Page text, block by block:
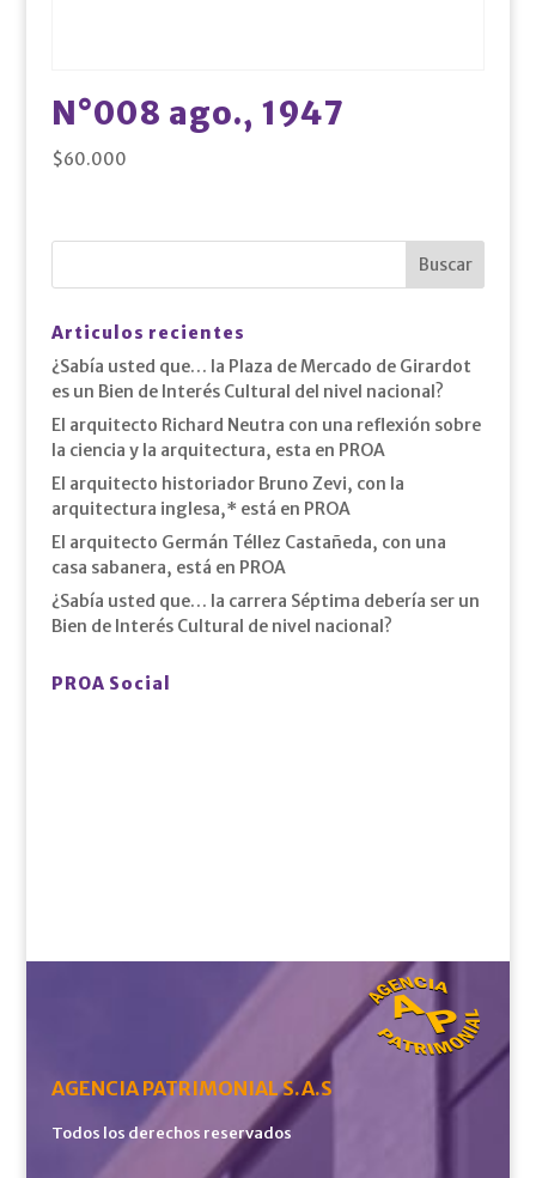
N°008 ago., 1947
$60.000
Articulos recientes
¿Sabía usted que… la Plaza de Mercado de Girardot
es un Bien de Interés Cultural del nivel nacional?
El arquitecto Richard Neutra con una reflexión sobre
la ciencia y la arquitectura, esta en PROA
El arquitecto historiador Bruno Zevi, con la
arquitectura inglesa,* está en PROA
El arquitecto Germán Téllez Castañeda, con una
casa sabanera, está en PROA
¿Sabía usted que… la carrera Séptima debería ser un
Bien de Interés Cultural de nivel nacional?
PROA Social
AGENCIA PATRIMONIAL S.A.S
Todos los derechos reservados